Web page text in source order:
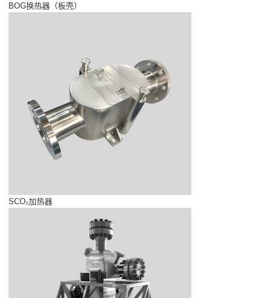
BOG换热器（板壳）
SCO₂加热器